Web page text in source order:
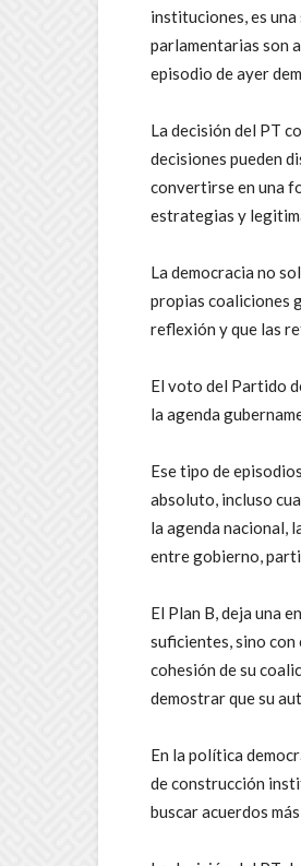
instituciones, es
parlamentarias son
episodio de ayer
La decisión del PT
decisiones pueden
convertirse en una
estrategias y
La democracia no
propias coaliciones
reflexión y que las
El voto del Partido
la agenda
Ese tipo de
absoluto, incluso
la agenda nacional,
entre gobierno,
El Plan B, deja una
suficientes, sino con
cohesión de su
demostrar que su
En la política
de construcción
buscar acuerdos